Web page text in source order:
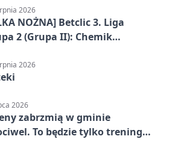
2026
NOŻNA] Betclic 3. Liga
2 (Grupa II): Chemik
3:3
2026
2026
zabrzmią w gminie
To będzie tylko trening